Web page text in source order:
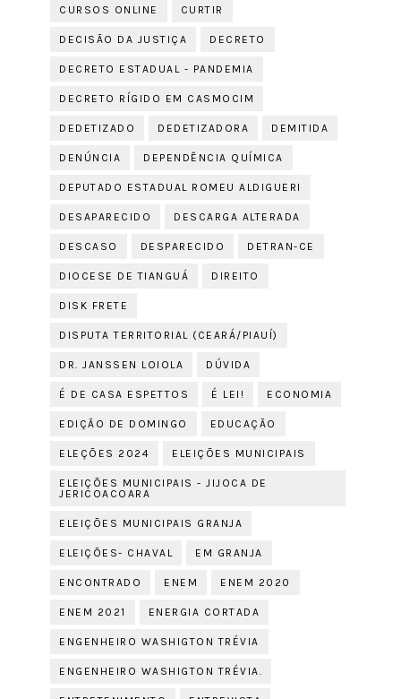
CURSOS ONLINE CURTIR
DECISÃO DA JUSTIÇA DECRETO
DECRETO ESTADUAL - PANDEMIA
DECRETO RÍGIDO EM CASMOCIM
DEDETIZADO DEDETIZADORA DEMITIDA
DENÚNCIA DEPENDÊNCIA QUÍMICA
DEPUTADO ESTADUAL ROMEU ALDIGUERI
DESAPARECIDO DESCARGA ALTERADA
DESCASO DESPARECIDO DETRAN-CE
DIOCESE DE TIANGUÁ DIREITO
DISK FRETE
DISPUTA TERRITORIAL (CEARÁ/PIAUÍ)
DR. JANSSEN LOIOLA DÚVIDA
É DE CASA ESPETTOS É LEI! ECONOMIA
EDIÇÃO DE DOMINGO EDUCAÇÃO
ELEÇÕES 2024 ELEIÇÕES MUNICIPAIS
ELEIÇÕES MUNICIPAIS - JIJOCA DE
JERICOACOARA
ELEIÇÕES MUNICIPAIS GRANJA
ELEIÇÕES- CHAVAL EM GRANJA
ENCONTRADO ENEM ENEM 2020
ENEM 2021 ENERGIA CORTADA
ENGENHEIRO WASHIGTON TRÉVIA
ENGENHEIRO WASHIGTON TRÉVIA.